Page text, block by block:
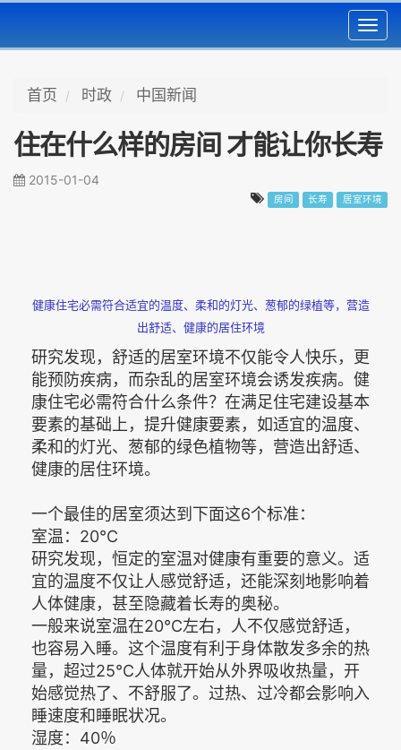
首页 时政 中国新闻
住在什么样的房间 才能让你长寿
2015-01-04
房间 长寿 居室环境
健康住宅必需符合适宜的温度、柔和的灯光、葱郁的绿植等，营造
出舒适、健康的居住环境
研究发现，舒适的居室环境不仅能令人快乐，更
能预防疾病，而杂乱的居室环境会诱发疾病。健
康住宅必需符合什么条件？在满足住宅建设基本
要素的基础上，提升健康要素，如适宜的温度、
柔和的灯光、葱郁的绿色植物等，营造出舒适、
健康的居住环境。
一个最佳的居室须达到下面这6个标准：
室温：20℃
研究发现，恒定的室温对健康有重要的意义。适
宜的温度不仅让人感觉舒适，还能深刻地影响着
人体健康，甚至隐藏着长寿的奥秘。
一般来说室温在20℃左右，人不仅感觉舒适，
也容易入睡。这个温度有利于身体散发多余的热
量，超过25℃人体就开始从外界吸收热量，开
始感觉热了、不舒服了。过热、过冷都会影响入
睡速度和睡眠状况。
湿度：40％